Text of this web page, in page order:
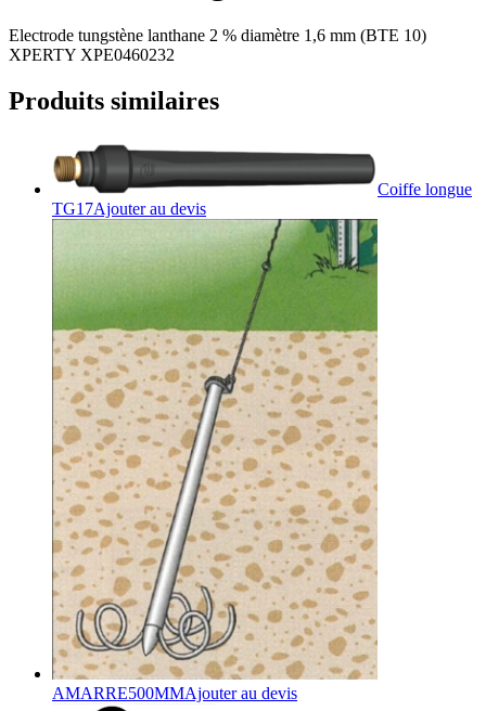
Electrode tungstène lanthane 2 % diamètre 1,6 mm (BTE 10)
XPERTY XPE0460232
Produits similaires
Coiffe longue
TG17Ajouter au devis
AMARRE500MMAjouter au devis